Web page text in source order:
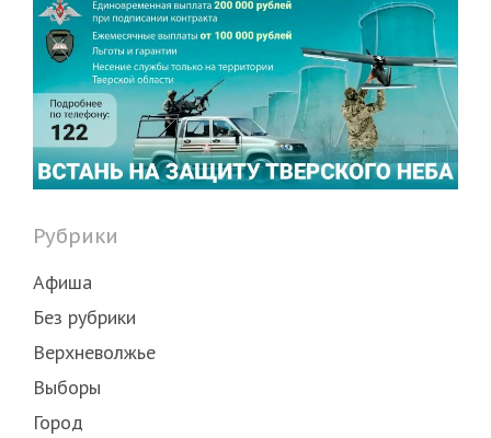
Рубрики
Афиша
Без рубрики
Верхневолжье
Выборы
Город